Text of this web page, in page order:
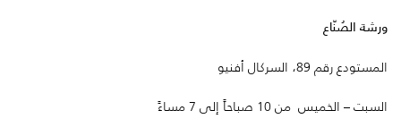
ورشة الصُنّاع
المستودع رقم 89، السركال أفنيو
السبت – الخميس من 10 صباحاً إلى 7 مساءً